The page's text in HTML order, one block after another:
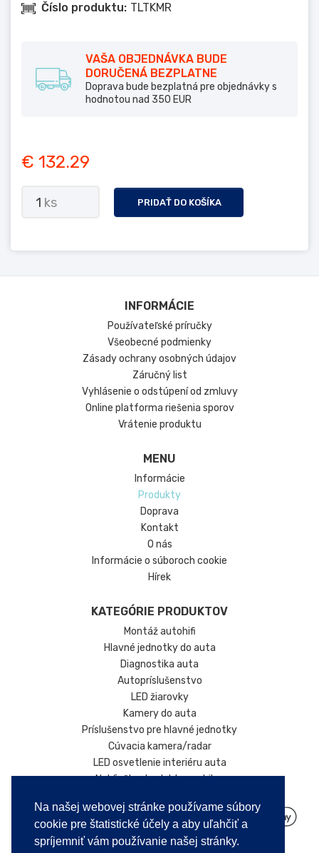
Na našej webovej stránke používame súbory
cookie pre štatistické účely a aby uľahčiť a
spríjemniť vám používanie našej stránky.
Číslo produktu: TLTKMR
VAŠA OBJEDNÁVKA BUDE
DORUČENÁ BEZPLATNE
Doprava bude bezplatná pre objednávky s
hodnotou nad 350 EUR
€ 132.29
1 ks PRIDAŤ DO KOŠÍKA
INFORMÁCIE
Používateľské príručky
Všeobecné podmienky
Zásady ochrany osobných údajov
Záručný list
Vyhlásenie o odstúpení od zmluvy
Online platforma riešenia sporov
Vrátenie produktu
MENU
Informácie
Produkty
Doprava
Kontakt
O nás
Informácie o súboroch cookie
Hírek
KATEGÓRIE PRODUKTOV
Montáž autohifi
Hlavné jednotky do auta
Diagnostika auta
Autopríslušenstvo
LED žiarovky
Kamery do auta
Príslušenstvo pre hlavné jednotky
Cúvacia kamera/radar
LED osvetlenie interiéru auta
Nabíjačky do elektromobilov